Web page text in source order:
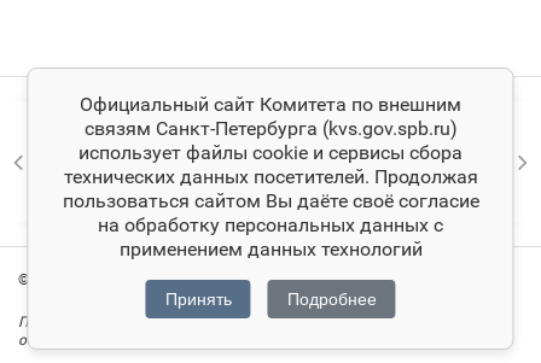
© Комитет по внешним связям Санкт‑Петербурга
При цитировании материалов ссылка на официальный сайт Комитета
обязательна
Официальный сайт Комитета по внешним
связям Санкт‑Петербурга (kvs.gov.spb.ru)
использует файлы cookie и сервисы сбора
технических данных посетителей. Продолжая
пользоваться сайтом Вы даёте своё согласие
на обработку персональных данных с
применением данных технологий
Принять Подробнее